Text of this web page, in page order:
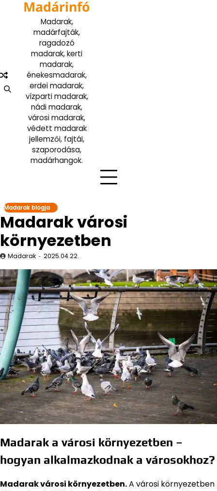
Madárinfó
Madarak,
madárfajták,
ragadozó
madarak, kerti
madarak,
énekesmadarak,
erdei madarak,
vízparti madarak,
nádi madarak,
városi madarak,
védett madarak
jellemzői, fajtái,
szaporodása,
madárhangok.
Madarak blogja
Madarak városi
környezetben
Madarak 2025.04.22.
Madarak a városi környezetben –
hogyan alkalmazkodnak a városokhoz?
Madarak városi környezetben.A városi környezetben